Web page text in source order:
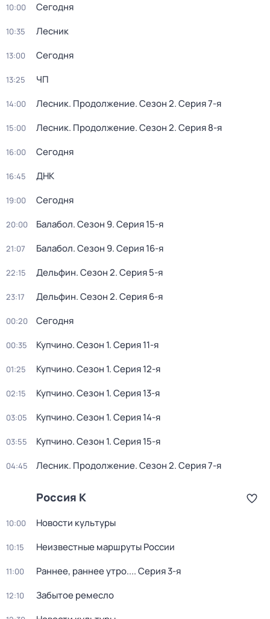
10:00 Сегодня
10:35 Лесник
13:00 Сегодня
13:25 ЧП
14:00 Лесник. Продолжение. Сезон 2. Серия 7-я
15:00 Лесник. Продолжение. Сезон 2. Серия 8-я
16:00 Сегодня
16:45 ДНК
19:00 Сегодня
20:00 Балабол. Сезон 9. Серия 15-я
21:07 Балабол. Сезон 9. Серия 16-я
22:15 Дельфин. Сезон 2. Серия 5-я
23:17 Дельфин. Сезон 2. Серия 6-я
00:20 Сегодня
00:35 Купчино. Сезон 1. Серия 11-я
01:25 Купчино. Сезон 1. Серия 12-я
02:15 Купчино. Сезон 1. Серия 13-я
03:05 Купчино. Сезон 1. Серия 14-я
03:55 Купчино. Сезон 1. Серия 15-я
04:45 Лесник. Продолжение. Сезон 2. Серия 7-я
Россия К
10:00 Новости культуры
10:15 Неизвестные маршруты России
11:00 Раннее, раннее утро.... Серия 3-я
12:10 Забытое ремесло